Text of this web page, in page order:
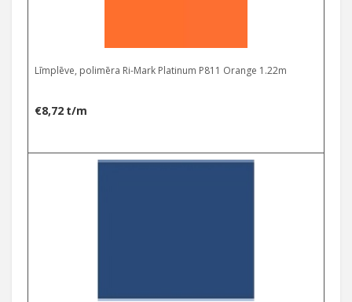
Līmplēve, polimēra Ri-Mark Platinum P811 Orange 1.22m
€8,72 t/m